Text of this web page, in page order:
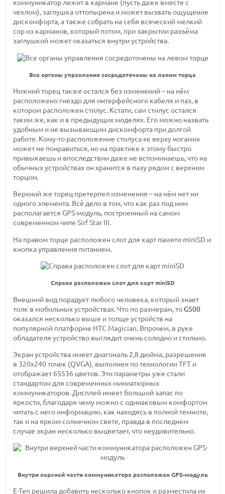
коммуникатор лежит в кармане (пусть даже вместе с
чехлом), заглушка оттопырена и может вызвать ощущение
дискомфорта, а также собрать на себя всяческий мелкий
сор из карманов, который потом, при закрытии разъёма
заглушкой может оказаться внутри устройства.
Все органы управления сосредоточены на левом торце
Нижний торец также остался без изменений – на нём
расположено гнездо для интерфейсного кабеля и паз, в
котором расположен стилус. Кстати, сам стилус остался
таким же, как и в предыдущих моделях. Его можно назвать
удобным и не вызывающим дискомфорта при долгой
работе. Кому-то расположение стилуса «к верху ногами»
может не понравиться, но на практике к этому быстро
привыкаешь и впоследствии даже не вспоминаешь, что на
обычных устройствах он хранится в пазу рядом с верхним
торцом.
Верхний же торец претерпел изменения – на нём нет ни
одного элемента. Всё дело в том, что как раз под ним
располагается GPS-модуль, построенный на самом
современном чипе Sirf Star III.
На правом торце расположен слот для карт памяти miniSD и
кнопка управления питанием.
Справа расположен слот для карт miniSD
Внешний вид порадует любого человека, который знает
толк в мобильных устройствах. Что по размерам, тоG500
оказался несколько выше и толще устройств на
популярной платформе HTC Magician. Впрочем, в руке
обладателя устройство выглядит очень солидно и стильно.
Экран устройства имеет диагональ 2,8 дюйма, разрешение
в 320x240 точек (QVGA), выполнен по технологии TFT и
отображает 65536 цветов. Эти параметры уже стали
стандартом для современных миниатюрных
коммуникаторов. Дисплей имеет большой запас по
яркости, благодаря чему можно с одинаковым комфортом
читать с него информацию, как находясь в полной темноте,
так и на ярком солнечном свете, правда в последнем
случае экран несколько выцветает, что неудивительно.
Внутри верхней части коммуникатора расположен GPS-модуль
E-Ten решила добавить несколько кнопок и разместила их